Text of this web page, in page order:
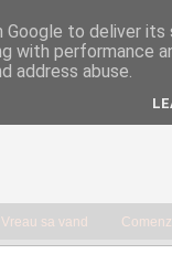
Vreau sa vand
to deliver
with performance
address abuse.